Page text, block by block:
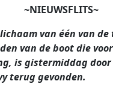
~NIEUWSFLITS~
lichaam van één van
van de boot die
is gistermiddag
terug gevonden.